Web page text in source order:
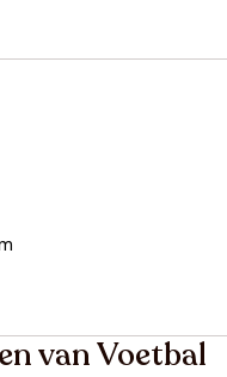
van Voetbal